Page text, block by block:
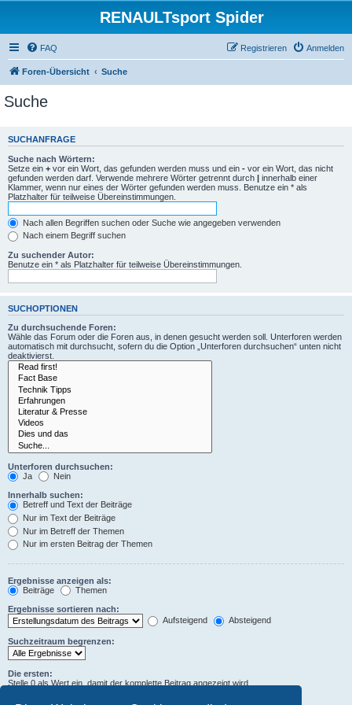
RENAULTsport Spider
FAQ Anmelden
Registrieren
Foren-Übersicht Suche
Suche
SUCHANFRAGE
Suche nach Wörtern:
Setze ein + vor ein Wort, das gefunden werden muss und ein - vor ein Wort, das nicht
gefunden werden darf. Verwende mehrere Wörter getrennt durch | innerhalb einer
Klammer, wenn nur eines der Wörter gefunden werden muss. Benutze ein * als
Platzhalter für teilweise Übereinstimmungen.
Nach allen Begriffen suchen oder Suche wie angegeben verwenden
Nach einem Begriff suchen
Zu suchender Autor:
Benutze ein * als Platzhalter für teilweise Übereinstimmungen.
SUCHOPTIONEN
Zu durchsuchende Foren:
Wähle das Forum oder die Foren aus, in denen gesucht werden soll. Unterforen werden
automatisch mit durchsucht, sofern du die Option „Unterforen durchsuchen“ unten nicht
deaktivierst.
Unterforen durchsuchen:
Ja
Nein
Innerhalb suchen:
Betreff und Text der Beiträge
Nur im Text der Beiträge
Nur im Betreff der Themen
Nur im ersten Beitrag der Themen
Ergebnisse anzeigen als:
Beiträge
Themen
Ergebnisse sortieren nach:
Aufsteigend
Absteigend
Suchzeitraum begrenzen:
Die ersten:
Stelle 0 als Wert ein, damit der komplette Beitrag angezeigt wird.